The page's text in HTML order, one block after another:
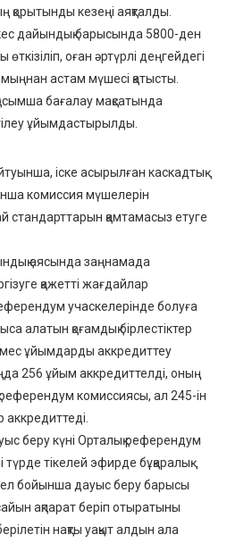
қорытынды кезеңі аяқталды.
дайындық барысында 5800-ден
оған әртүрлі деңгейдегі
астам мүшесі қатысты.
бағалау мақсатында
ұйымдастырылды.
іске асырылған каскадтық
комиссия мүшелерін
стандарттарын қамтамасыз етуге
аясында заңнамада
қажетті жағдайлар
учаскелерінде болуға
алатын қоғамдық бірлестіктер
ұйымдарды аккредиттеу
256 ұйым аккредиттелді, оның
референдум комиссиясы, ал 245-ін
аккредиттеді.
беру күні Орталық референдум
тікелей эфирде бұқаралық
ел бойынша дауыс беру барысы
ақпарат беріп отыратыны
нақты уақыт алдын ала